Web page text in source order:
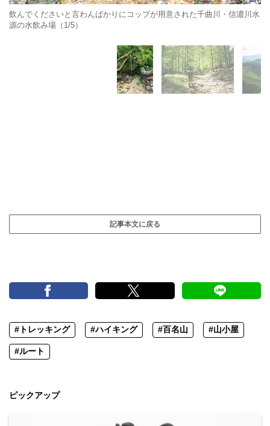
飲んでくださいと言わんばかりにコップが用意された千曲川・信濃川水
源の水飲み場（1/5）
記事本文に戻る
#トレッキング #ハイキング #百名山 #山小屋
#ルート
ピックアップ